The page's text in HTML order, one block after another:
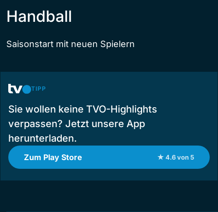
Handball
Saisonstart mit neuen Spielern
TIPP
Sie wollen keine TVO-Highlights
verpassen? Jetzt unsere App
herunterladen.
Zum Play Store ★ 4.6 von 5